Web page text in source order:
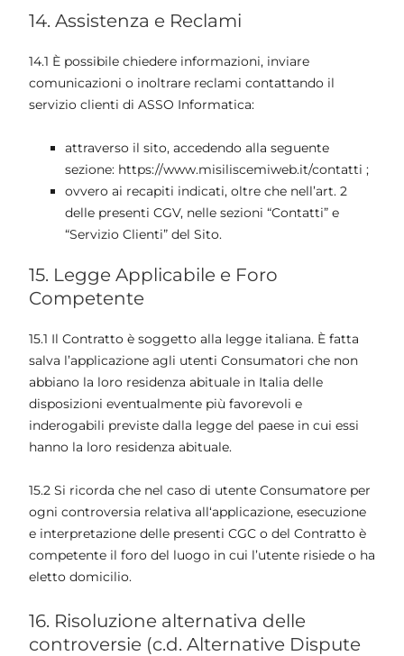
14. Assistenza e Reclami
14.1 È possibile chiedere informazioni, inviare
comunicazioni o inoltrare reclami contattando il
servizio clienti di ASSO Informatica:
attraverso il sito, accedendo alla seguente
sezione: https://www.misiliscemiweb.it/contatti ;
ovvero ai recapiti indicati, oltre che nell’art. 2
delle presenti CGV, nelle sezioni “Contatti” e
“Servizio Clienti” del Sito.
15. Legge Applicabile e Foro
Competente
15.1 Il Contratto è soggetto alla legge italiana. È fatta
salva l’applicazione agli utenti Consumatori che non
abbiano la loro residenza abituale in Italia delle
disposizioni eventualmente più favorevoli e
inderogabili previste dalla legge del paese in cui essi
hanno la loro residenza abituale.
15.2 Si ricorda che nel caso di utente Consumatore per
ogni controversia relativa all‘applicazione, esecuzione
e interpretazione delle presenti CGC o del Contratto è
competente il foro del luogo in cui l’utente risiede o ha
eletto domicilio.
16. Risoluzione alternativa delle
controversie (c.d. Alternative Dispute